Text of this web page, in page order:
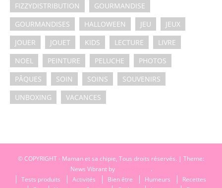
FIZZYDISTRIBUTION
GOURMANDISE
GOURMANDISES
HALLOWEEN JEU
JEUX
JOUER
JOUET KIDS LECTURE
LIVRE
NOEL
PEINTURE PELUCHE
PHOTOS
PÂQUES
SOIN SOINS
SOUVENIRS
UNBOXING
VACANCES
© COPYRIGHT - Maman et sa chipie, Tous droits réservés. | Theme:
News Vibrant by
.
Tests produits
Activités Bien être Humeurs
Recettes